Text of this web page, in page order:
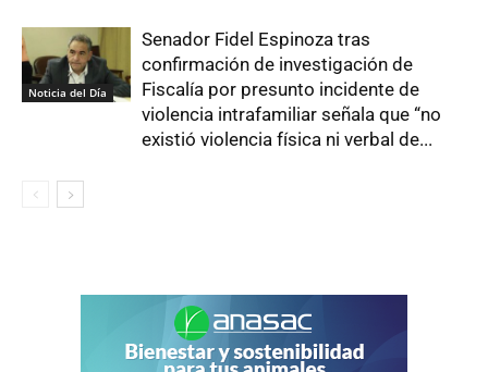
Noticia del Día
Senador Fidel Espinoza tras
confirmación de investigación de
Fiscalía por presunto incidente de
violencia intrafamiliar señala que “no
existió violencia física ni verbal de...